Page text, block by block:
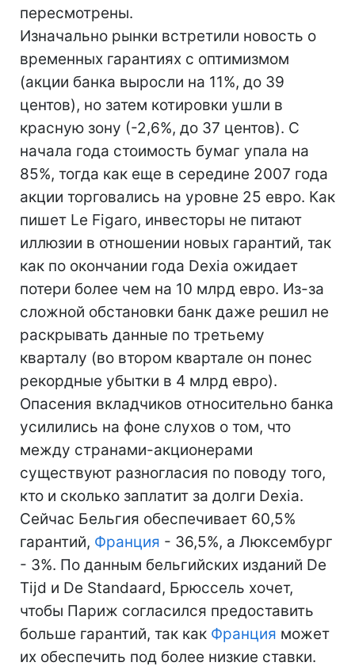
пересмотрены.
Изначально рынки встретили новость о
временных гарантиях с оптимизмом
(акции банка выросли на 11%, до 39
центов), но затем котировки ушли в
красную зону (-2,6%, до 37 центов). С
начала года стоимость бумаг упала на
85%, тогда как еще в середине 2007 года
акции торговались на уровне 25 евро. Как
пишет Le Figaro, инвесторы не питают
иллюзии в отношении новых гарантий, так
как по окончании года Dexia ожидает
потери более чем на 10 млрд евро. Из-за
сложной обстановки банк даже решил не
раскрывать данные по третьему
кварталу (во втором квартале он понес
рекордные убытки в 4 млрд евро).
Опасения вкладчиков относительно банка
усилились на фоне слухов о том, что
между странами-акционерами
существуют разногласия по поводу того,
кто и сколько заплатит за долги Dexia.
Сейчас Бельгия обеспечивает 60,5%
гарантий, Франция - 36,5%, а Люксембург
- 3%. По данным бельгийских изданий De
Tijd и De Standaard, Брюссель хочет,
чтобы Париж согласился предоставить
больше гарантий, так как Франция может
их обеспечить под более низкие ставки.